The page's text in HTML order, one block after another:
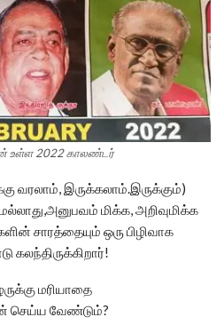
உள்ள 2022 காலண்டர்
வரலாம், இருக்கலாம்.இருக்கும்)
மிக்க, அறிவுமிக்க
சாரத்தையும் ஒரு பிழிவாக
கலந்திருக்கிறார்!
மரியாதை
செய்ய வேண்டும்?